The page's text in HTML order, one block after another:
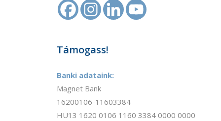
Támogass!
Banki adataink:
Magnet Bank
16200106-11603384
HU13 1620 0106 1160 3384 0000 0000